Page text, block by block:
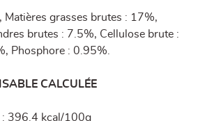
Matières grasses brutes : 17%,
brutes : 7.5%, Cellulose brute :
Phosphore : 0.95%.
CALCULÉE
: 396.4 kcal/100g